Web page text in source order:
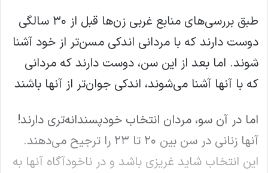
طبق بررسی‌های منابع غربی زن‌ها قبل از ۳۰ سالگی
دوست دارند که با مردانی اندکی مسن‌تر از خود آشنا
شوند. اما بعد از این سن، دوست دارند که مردانی
که با آنها آشنا می‌شوند، اندکی جوان‌تر از آنها باشند
اما در آن سو، مردان انتخاب خودپسندانه‌تری دارند!
آنها زنانی در سن بین ۲۰ تا ۲۳ را ترجیح می‌دهند.
این انتخاب شاید غریزی باشد و در ناخودآگاه آنها به